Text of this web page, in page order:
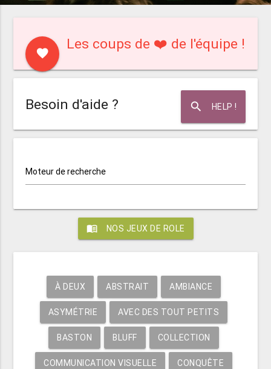
favorite
Les coups de ❤️ de l'équipe !
search HELP !
Besoin d'aide ?
Moteur de recherche
menu_book NOS JEUX DE ROLE
À DEUX ABSTRAIT AMBIANCE
ASYMÉTRIE AVEC DES TOUT PETITS
BASTON BLUFF COLLECTION
COMMUNICATION VISUELLE CONQUÊTE